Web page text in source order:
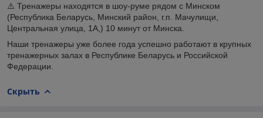
⚠️ Тренажеры находятся в шоу-руме рядом с Минском
(Республика Беларусь, Минский район, г.п. Мачулищи,
Центральная улица, 1А,) 10 минут от Минска.
Наши тренажеры уже более года успешно работают в крупных
тренажерных залах в Республике Беларусь и Российской
Федерации.
Скрыть